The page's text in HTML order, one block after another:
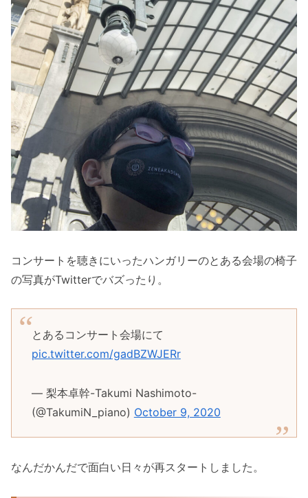
コンサートを聴きにいったハンガリーのとある会場の椅子
の写真がTwitterでバズったり。
とあるコンサート会場にて
pic.twitter.com/gadBZWJERr
— 梨本卓幹-Takumi Nashimoto-
(@TakumiN_piano) October 9, 2020
なんだかんだで面白い日々が再スタートしました。